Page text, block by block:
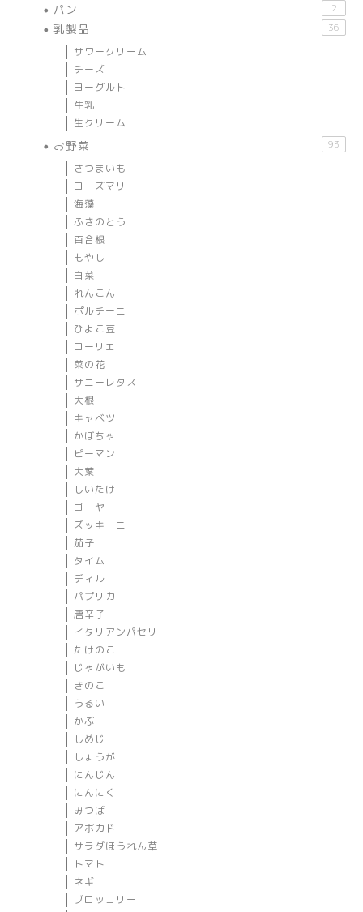
パン 2
乳製品 36
サワークリーム
チーズ
ヨーグルト
牛乳
生クリーム
お野菜 93
さつまいも
ローズマリー
海藻
ふきのとう
百合根
もやし
白菜
れんこん
ポルチーニ
ひよこ豆
ローリエ
菜の花
サニーレタス
大根
キャベツ
かぼちゃ
ピーマン
大葉
しいたけ
ゴーヤ
ズッキーニ
茄子
タイム
ディル
パプリカ
唐辛子
イタリアンパセリ
たけのこ
じゃがいも
きのこ
うるい
かぶ
しめじ
しょうが
にんじん
にんにく
みつば
アボカド
サラダほうれん草
トマト
ネギ
ブロッコリー